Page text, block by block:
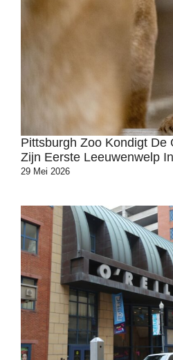
Pittsburgh Zoo Kondigt De
Zijn Eerste Leeuwenwelp
29 Mei 2026